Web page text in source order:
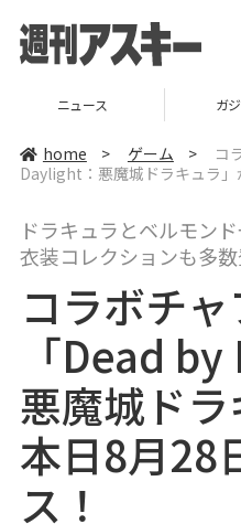
ニュース ガ
home > ゲーム >
コ
Daylight：悪魔城ドラキュラ」
ドラキュラとベルモン
衣装コレクションも多数
コラボチ
「Dead
悪魔城ド
本日8月28
ス！